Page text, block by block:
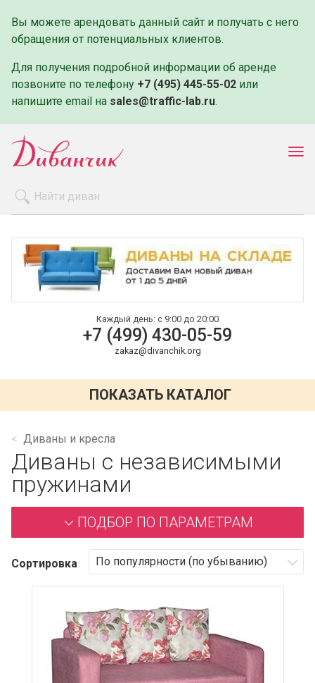
Вы можете арендовать данный сайт и получать с него
обращения от потенциальных клиентов.
Для получения подробной информации об аренде
позвоните по телефону +7 (495) 445-55-02 или
напишите email на sales@traffic-lab.ru.
Оплата и доставка
Контакты
Каждый день: с 9:00 до 20:00
+7 (499) 430-05-59
zakaz@divanchik.org
ПОКАЗАТЬ КАТАЛОГ
Диваны и кресла
Диваны с независимыми
пружинами
ПОДБОР ПО ПАРАМЕТРАМ
Сортировка